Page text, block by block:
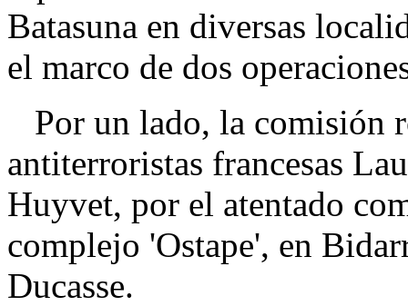
Batasuna en diversas
el marco de dos
Por un lado, la comisión
antiterroristas francesas
Huyvet, por el atentado
complejo 'Ostape', en
Ducasse.